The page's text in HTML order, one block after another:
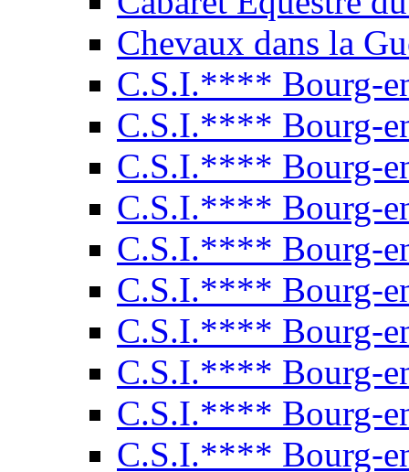
Chevaux dans la
C.S.I.**** Bourg-
C.S.I.**** Bourg-
C.S.I.**** Bourg-
C.S.I.**** Bourg-
C.S.I.**** Bourg-
C.S.I.**** Bourg-
C.S.I.**** Bourg-
C.S.I.**** Bourg-
C.S.I.**** Bourg-
C.S.I.**** Bourg-